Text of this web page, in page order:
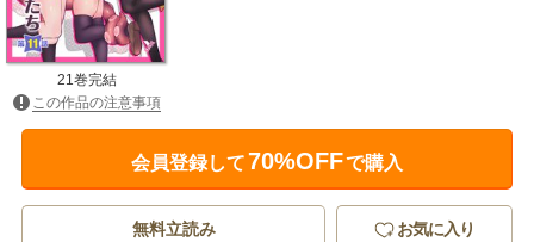
21巻完結
この作品の注意事項
会員登録して70%OFFで購入
無料立読み お気に入り